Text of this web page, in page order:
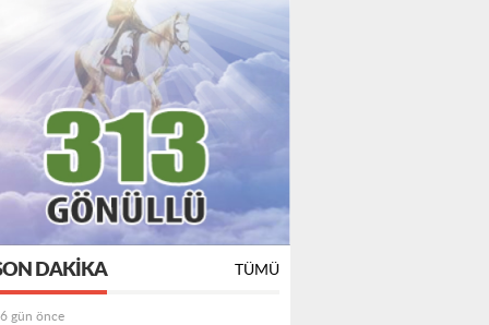
DAKIKA TÜMÜ
6 gün önce